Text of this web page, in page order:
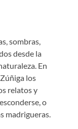
sombras,
desde la
En
Zúñiga los
relatos y
o
madrigueras.